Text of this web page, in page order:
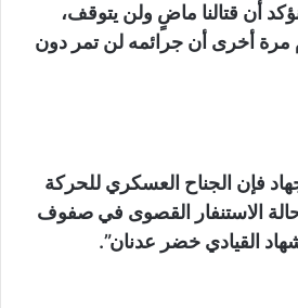
أن قتالنا ماضٍ ولن يتوقف،
مرة أخرى أن جرائمه لن تمر دون
فإن الجناح العسكري للحركة
الاستنفار القصوى في صفوف
القيادي خضر عدنان”.